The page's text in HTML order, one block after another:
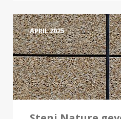
APRIL 2025